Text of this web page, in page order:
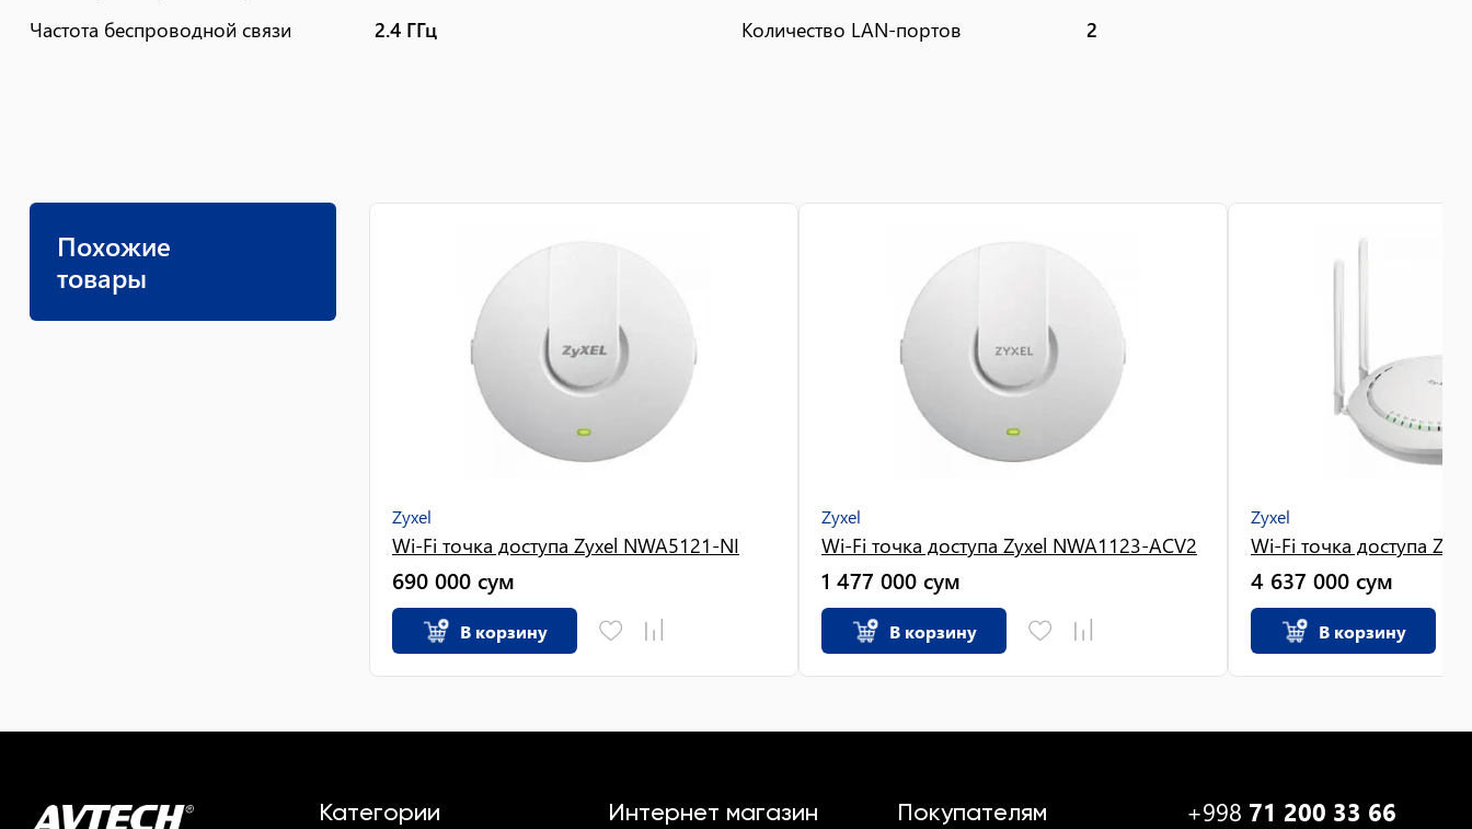
Частота беспроводной связи
2.4 ГГц Количество LAN-портов 2
Похожие
товары
Zyxel
Wi-Fi точка доступа Zyxel NWA5121-NI
690 000 сум
В корзину
Zyxel
Wi-Fi точка доступа Zyxel NWA1123-ACV2
1 477 000 сум
В корзину
Zyxel
Wi-Fi точка доступа
4 637 000 сум
В корзину
Категории Интернет магазин Покупателям +998 71 200 33 66